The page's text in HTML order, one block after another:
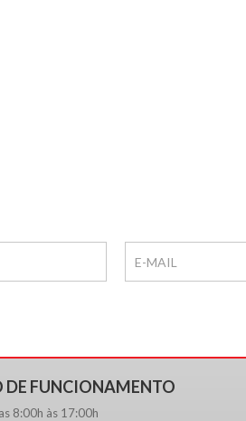
DE FUNCIONAMENTO
8:00h às 17:00h